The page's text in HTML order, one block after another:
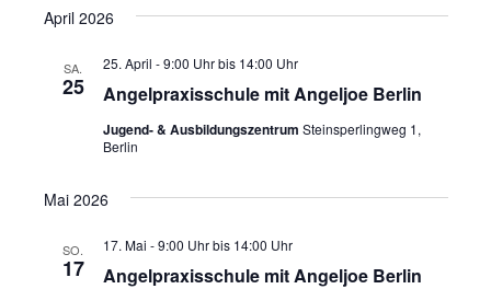
April 2026
SA.
25 Angelpraxisschule mit Angeljoe Berlin
25. April - 9:00 Uhrbis 14:00 Uhr
Jugend- & Ausbildungszentrum Steinsperlingweg 1,
Berlin
Mai 2026
SO.
17 Angelpraxisschule mit Angeljoe Berlin
17. Mai - 9:00 Uhrbis 14:00 Uhr